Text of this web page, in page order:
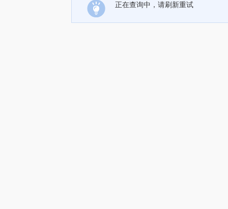
正在查询中，请刷新重试